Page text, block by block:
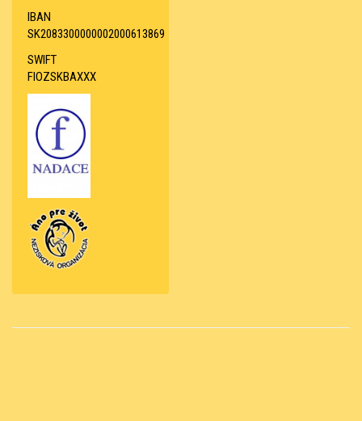
IBAN
SK2083300000002000613869
SWIFT
FIOZSKBAXXX